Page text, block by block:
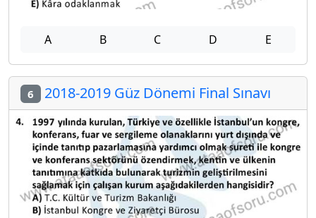
A B C D E
6 2018-2019 Güz Dönemi Final Sınavı